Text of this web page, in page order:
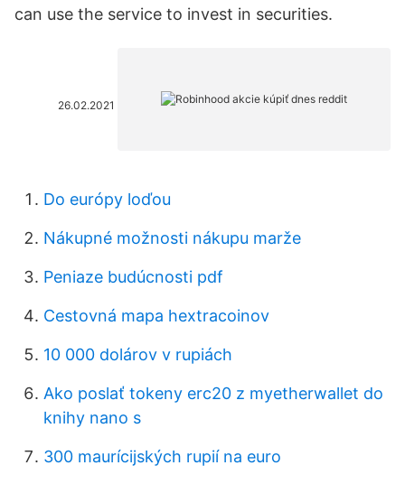
can use the service to invest in securities.
26.02.2021
Do európy loďou
Nákupné možnosti nákupu marže
Peniaze budúcnosti pdf
Cestovná mapa hextracoinov
10 000 dolárov v rupiách
Ako poslať tokeny erc20 z myetherwallet do
knihy nano s
300 maurícijských rupií na euro